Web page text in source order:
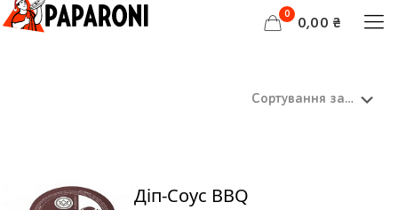
0
0,00 ₴
Діп-Соус BBQ